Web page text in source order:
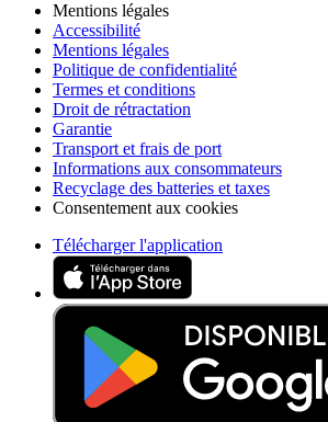
Mentions légales
Accessibilité
Mentions légales
Politique de confidentialité
Termes et conditions
Droit de rétractation
Garantie
Transport et frais de port
Informations aux consommateurs
Recyclage des batteries et taxes
Consentement aux cookies
Télécharger l'application